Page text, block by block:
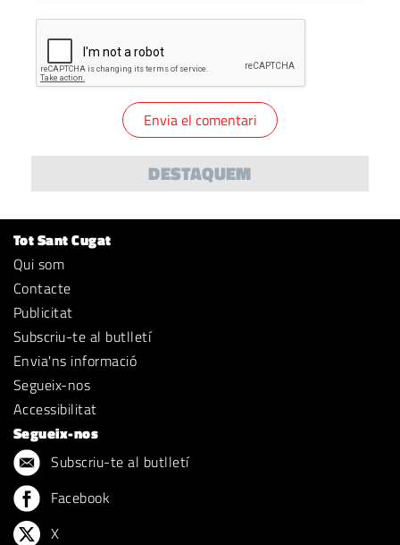
DESTAQUEM
Tot Sant Cugat
Qui som
Contacte
Publicitat
Subscriu-te al butlletí
Envia'ns informació
Segueix-nos
Accessibilitat
Segueix-nos
Subscriu-te al butlletí
Facebook
X